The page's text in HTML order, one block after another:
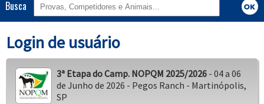
Busca
Login de usuário
3ª Etapa do Camp. NOPQM 2025/2026- 04 a 06
de Junho de 2026 - Pegos Ranch - Martinópolis,
SP